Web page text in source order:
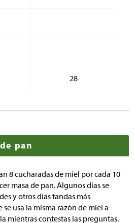
28
pan
8 cucharadas de miel por cada 10
masa de pan. Algunos días se
y otros días tandas más
usa la misma razón de miel a
mientras contestas las preguntas.